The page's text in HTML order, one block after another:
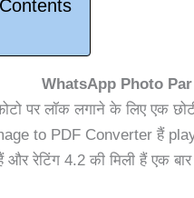
WhatsApp Photo
पर लॉक लगाने के लिए एक
to PDF Converter हैं
और रेटिंग 4.2 की मिली हैं एक